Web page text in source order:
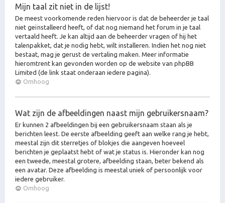
Mijn taal zit niet in de lijst!
De meest voorkomende reden hiervoor is dat de beheerder je taal
niet geïnstalleerd heeft, of dat nog niemand het forum in je taal
vertaald heeft. Je kan altijd aan de beheerder vragen of hij het
talenpakket, dat je nodig hebt, wilt installeren. Indien het nog niet
bestaat, mag je gerust de vertaling maken. Meer informatie
hieromtrent kan gevonden worden op de website van phpBB
Limited (de link staat onderaan iedere pagina).
Omhoog
Wat zijn de afbeeldingen naast mijn gebruikersnaam?
Er kunnen 2 afbeeldingen bij een gebruikersnaam staan als je
berichten leest. De eerste afbeelding geeft aan welke rang je hebt,
meestal zijn dit sterretjes of blokjes die aangeven hoeveel
berichten je geplaatst hebt of wat je status is. Hieronder kan nog
een tweede, meestal grotere, afbeelding staan, beter bekend als
een avatar. Deze afbeelding is meestal uniek of persoonlijk voor
iedere gebruiker.
Omhoog